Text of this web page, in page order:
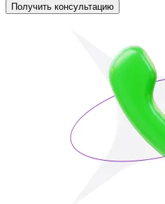
Получить консультацию